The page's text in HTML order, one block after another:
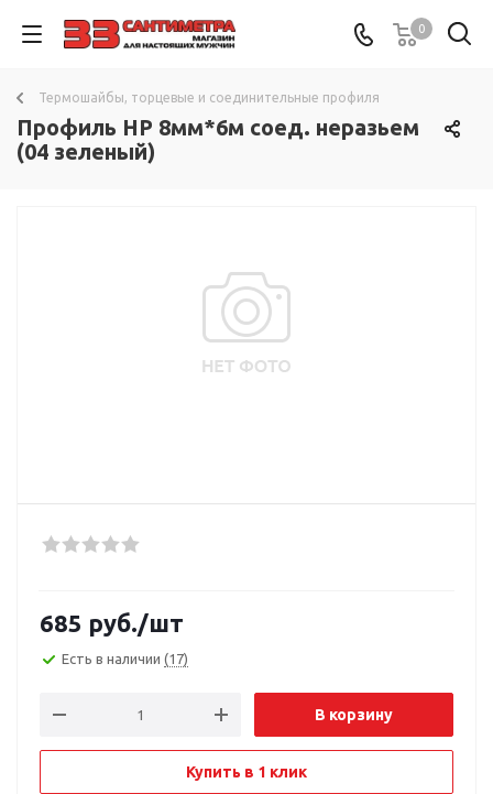
0
Термошайбы, торцевые и соединительные профиля
Профиль HP 8мм*6м соед. неразьем
(04 зеленый)
685 руб./шт
Есть в наличии (17)
В корзину
Купить в 1 клик